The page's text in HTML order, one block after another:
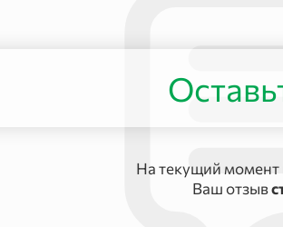
На текущий момент
Ваш отзыв